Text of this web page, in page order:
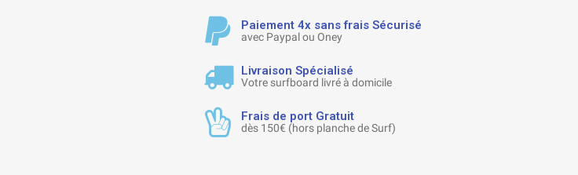
Paiement 4x sans frais Sécurisé
avec Paypal ou Oney
Livraison Spécialisé
Votre surfboard livré à domicile
Frais de port Gratuit
dès 150€ (hors planche de Surf)